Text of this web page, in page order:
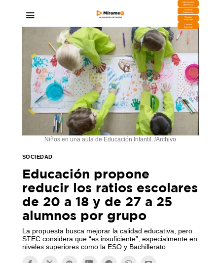
DESCARGA
MIRAPLAY
Buzón de
Sugerencias
Contratar
Publicidad
Contacto
Comercial
Niños en una aula de Educación Infantil. /Archivo
SOCIEDAD
Educación propone
reducir los ratios escolares
de 20 a 18 y de 27 a 25
alumnos por grupo
La propuesta busca mejorar la calidad educativa, pero
STEC considera que “es insuficiente”, especialmente en
niveles superiores como la ESO y Bachillerato